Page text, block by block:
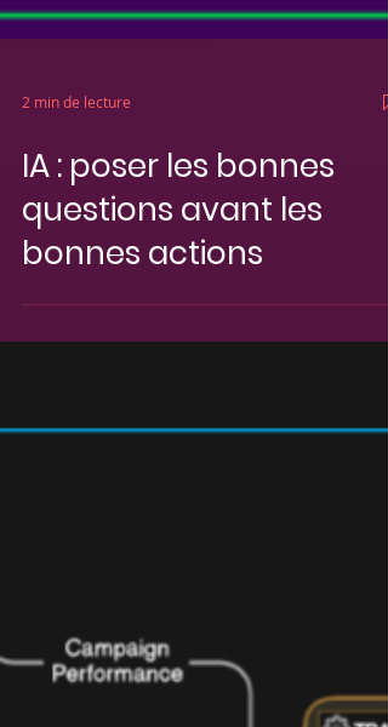
2 min de lecture
IA : poser les bonnes
questions avant les
bonnes actions